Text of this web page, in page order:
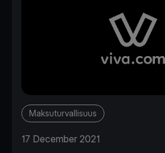
Maksuturvallisuus
17 December 2021